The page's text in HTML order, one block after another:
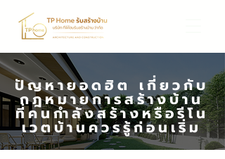
ปัญหายอดฮิต เกี่ยวกับ
กฎหมายการสร้างบ้าน
ที่คนกำลังสร้างหรือรีโน
เวตบ้านควรรู้ก่อนเริ่ม